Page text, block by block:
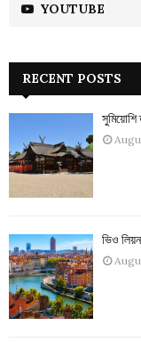
YOUTUBE
RECENT POSTS
সুমিয়োশি
ভিও